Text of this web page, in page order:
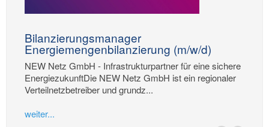
Bilanzierungsmanager
Energiemengenbilanzierung (m/w/d)
NEW Netz GmbH - Infrastrukturpartner für eine sichere
EnergiezukunftDie NEW Netz GmbH ist ein regionaler
Verteilnetzbetreiber und grundz...
weiter...